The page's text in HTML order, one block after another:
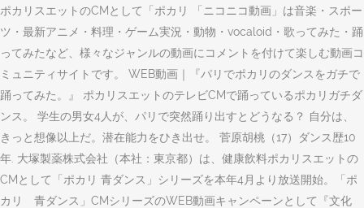
ポカリスエットのCMとして「ポカリ 「ニコニコ動画」は音楽・スポー
ツ・最新アニメ・料理・ゲーム実況・動物・vocaloid・歌ってみた・踊
ってみたなど、様々なジャンルの動画にコメントを付けて楽しむ動画コ
ミュニティサイトです。 WEB動画｜『パリでポカリのダンスをガチで
踊ってみた。』 ポカリスエットのテレビCMで踊っているポカリガチダ
ンス。 学生の男女4人が、パリで突然踊り出すとどうなる？ 自分は、
きっと想像以上だ。潜在能力をひき出せ。 菅原胡桃（17）ダンス歴10
年. 大塚製薬株式会社（本社：東京都）は、健康飲料ポカリスエットの
CMとして「ポカリ 青ダンス」シリーズを本年4月より放送開始。「ポ
カリ 青ダンス」CMシリーズのWEB動画キャンペーンとして『文化